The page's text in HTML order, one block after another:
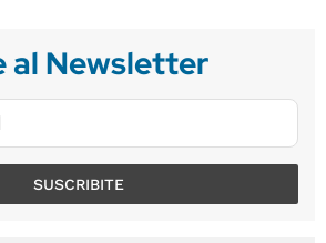
al Newsletter
SUSCRIBITE